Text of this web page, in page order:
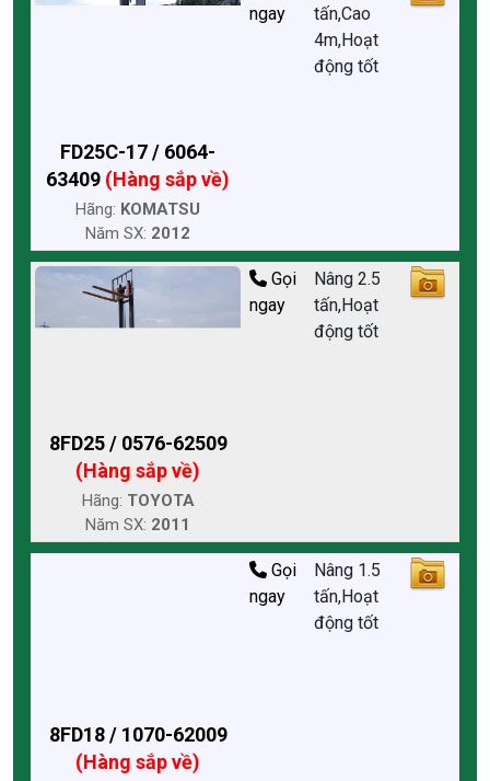
FD25C-17 / 6064-
63409 (Hàng sắp về)
Hãng: KOMATSU
Năm SX: 2012
ngay
tấn,Cao
4m,Hoạt
động tốt
8FD25 / 0576-62509
(Hàng sắp về)
Hãng: TOYOTA
Năm SX: 2011
Gọi
ngay
Nâng 2.5
tấn,Hoạt
động tốt
8FD18 / 1070-62009
(Hàng sắp về)
Gọi
ngay
Nâng 1.5
tấn,Hoạt
động tốt